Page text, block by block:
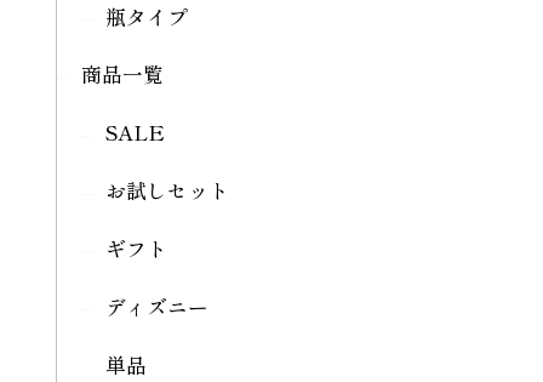
瓶タイプ
商品一覧
SALE
お試しセット
ギフト
ディズニー
単品